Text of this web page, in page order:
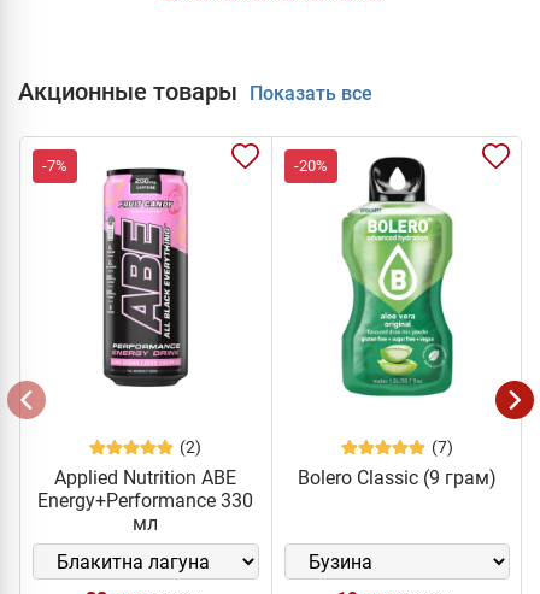
Акционные товары Показать все
-7%
(2)
Applied Nutrition ABE
Energy+Performance 330
мл
-20%
(7)
Bolero Classic (9 грам)